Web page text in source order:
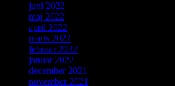
juni 2022
maj 2022
april 2022
marts 2022
februar 2022
januar 2022
december 2021
november 2021